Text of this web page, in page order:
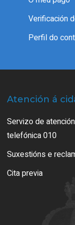
Verificación
Perfil do
Atención á
Servizo de atención
telefónica 010
Suxestións e
Cita previa